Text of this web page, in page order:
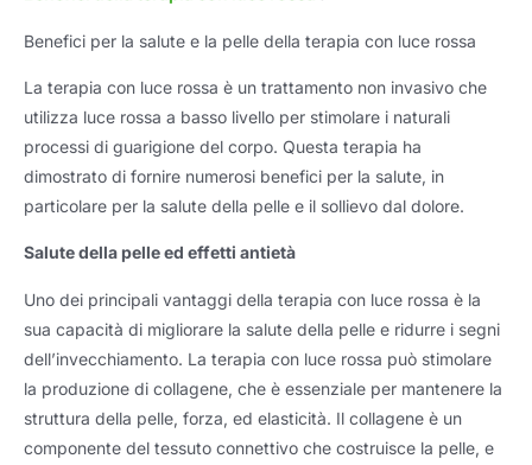
Benefici per la salute e la pelle della terapia con luce rossa
La terapia con luce rossa è un trattamento non invasivo che
utilizza luce rossa a basso livello per stimolare i naturali
processi di guarigione del corpo. Questa terapia ha
dimostrato di fornire numerosi benefici per la salute, in
particolare per la salute della pelle e il sollievo dal dolore.
Salute della pelle ed effetti antietà
Uno dei principali vantaggi della terapia con luce rossa è la
sua capacità di migliorare la salute della pelle e ridurre i segni
dell’invecchiamento. La terapia con luce rossa può stimolare
la produzione di collagene, che è essenziale per mantenere la
struttura della pelle, forza, ed elasticità. Il collagene è un
componente del tessuto connettivo che costruisce la pelle, e